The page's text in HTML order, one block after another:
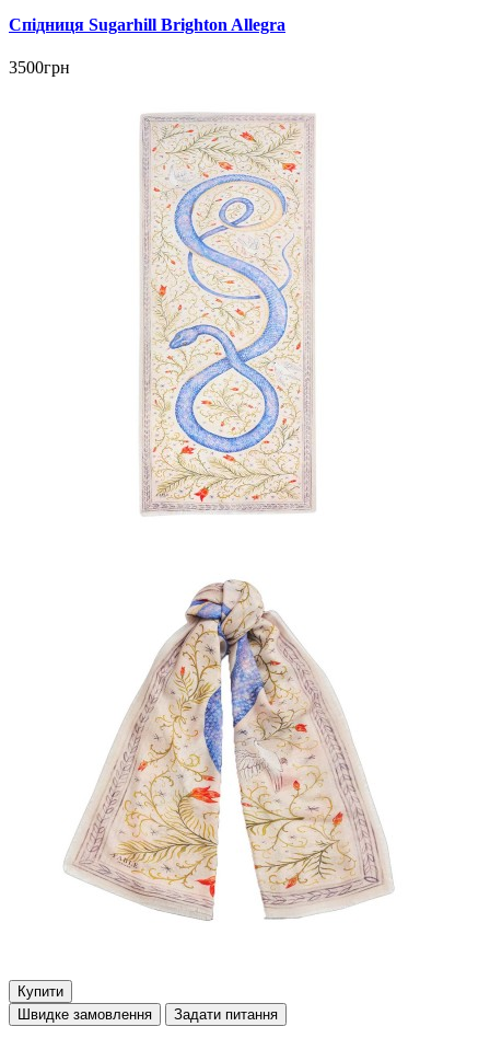
Спідниця Sugarhill Brighton Allegra
3500грн
Купити
Швидке замовлення
Задати питання